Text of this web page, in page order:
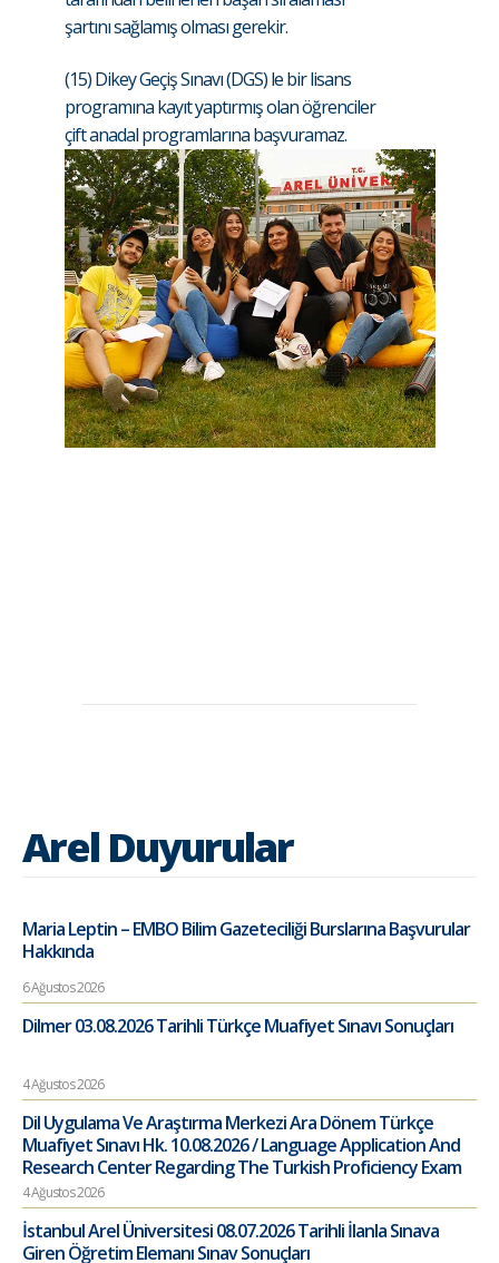
şartını sağlamış olması gerekir.
(15) Dikey Geçiş Sınavı (DGS) le bir lisans
programına kayıt yaptırmış olan öğrenciler
çift anadal programlarına başvuramaz.
Arel Duyurular
Maria Leptin – EMBO Bilim Gazeteciliği Burslarına Başvurular
Hakkında
6 Ağustos 2026
Dilmer 03.08.2026 Tarihli Türkçe Muafiyet Sınavı Sonuçları
4 Ağustos 2026
Dil Uygulama Ve Araştırma Merkezi Ara Dönem Türkçe
Muafiyet Sınavı Hk. 10.08.2026 / Language Application And
Research Center Regarding The Turkish Proficiency Exam
4 Ağustos 2026
İstanbul Arel Üniversitesi 08.07.2026 Tarihli İlanla Sınava
Giren Öğretim Elemanı Sınav Sonuçları